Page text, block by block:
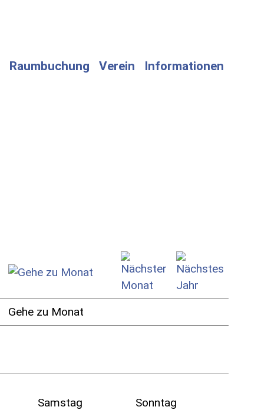
Raumbuchung Verein Informationen
Gehe zu Monat
Samstag
Sonntag